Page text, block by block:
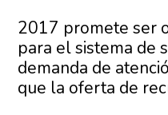
2017 promete ser
para el sistema de
demanda de
que la oferta de